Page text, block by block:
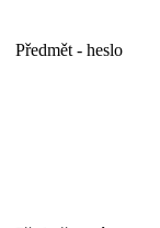
Předmět - heslo